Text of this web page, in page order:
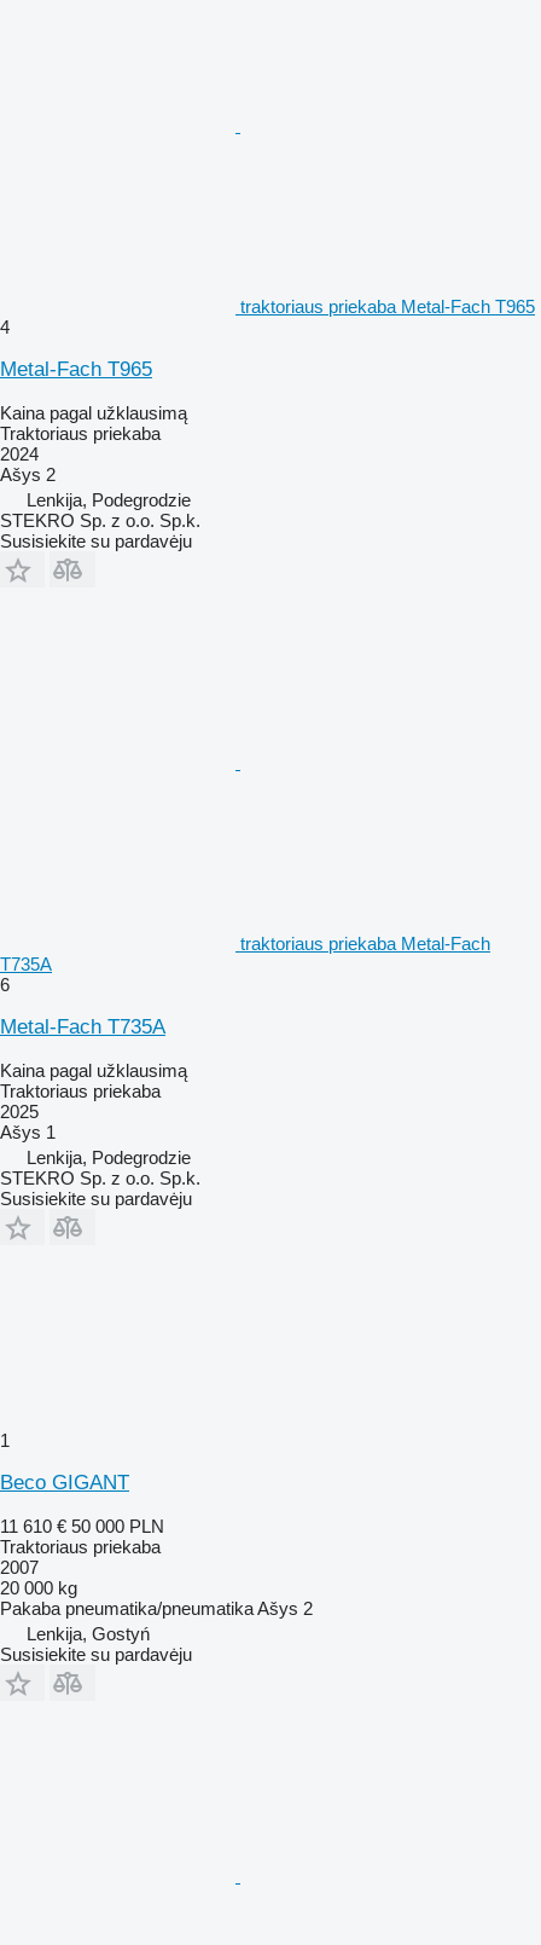
traktoriaus priekaba Metal-Fach T965
4
Metal-Fach T965
Kaina pagal užklausimą
Traktoriaus priekaba
2024
Ašys 2
Lenkija, Podegrodzie
STEKRO Sp. z o.o. Sp.k.
Susisiekite su pardavėju
traktoriaus priekaba Metal-Fach
T735A
6
Metal-Fach T735A
Kaina pagal užklausimą
Traktoriaus priekaba
2025
Ašys 1
Lenkija, Podegrodzie
STEKRO Sp. z o.o. Sp.k.
Susisiekite su pardavėju
1
Beco GIGANT
11 610 € 50 000 PLN
Traktoriaus priekaba
2007
20 000 kg
Pakaba pneumatika/pneumatikaAšys 2
Lenkija, Gostyń
Susisiekite su pardavėju